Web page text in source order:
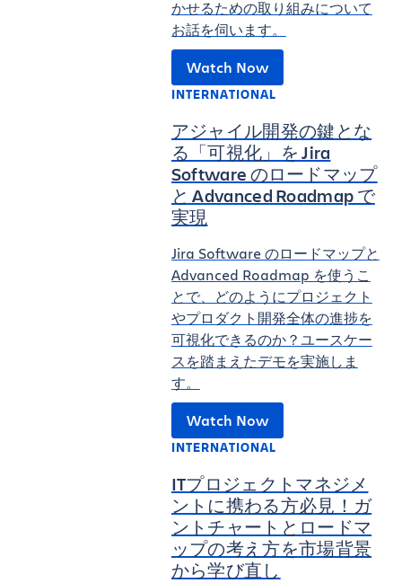
かせるための取り組みについて
お話を伺います。
Watch Now
INTERNATIONAL
アジャイル開発の鍵とな
る「可視化」を Jira
Software のロードマップ
と Advanced Roadmap で
実現
Jira Software のロードマップと
Advanced Roadmap を使うこ
とで、どのようにプロジェクト
やプロダクト開発全体の進捗を
可視化できるのか？ユースケー
スを踏まえたデモを実施しま
す。
Watch Now
INTERNATIONAL
ITプロジェクトマネジメ
ントに携わる方必見！ガ
ントチャートとロードマ
ップの考え方を市場背景
から学び直し